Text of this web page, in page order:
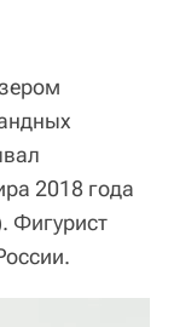
2018 года
Фигурист